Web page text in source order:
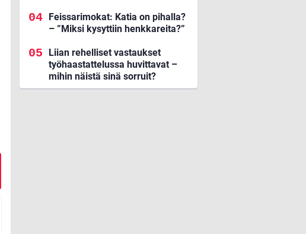
Feissarimokat: Katia on pihalla?
– ”Miksi kysyttiin henkkareita?”
Liian rehelliset vastaukset
työhaastattelussa huvittavat –
mihin näistä sinä sorruit?